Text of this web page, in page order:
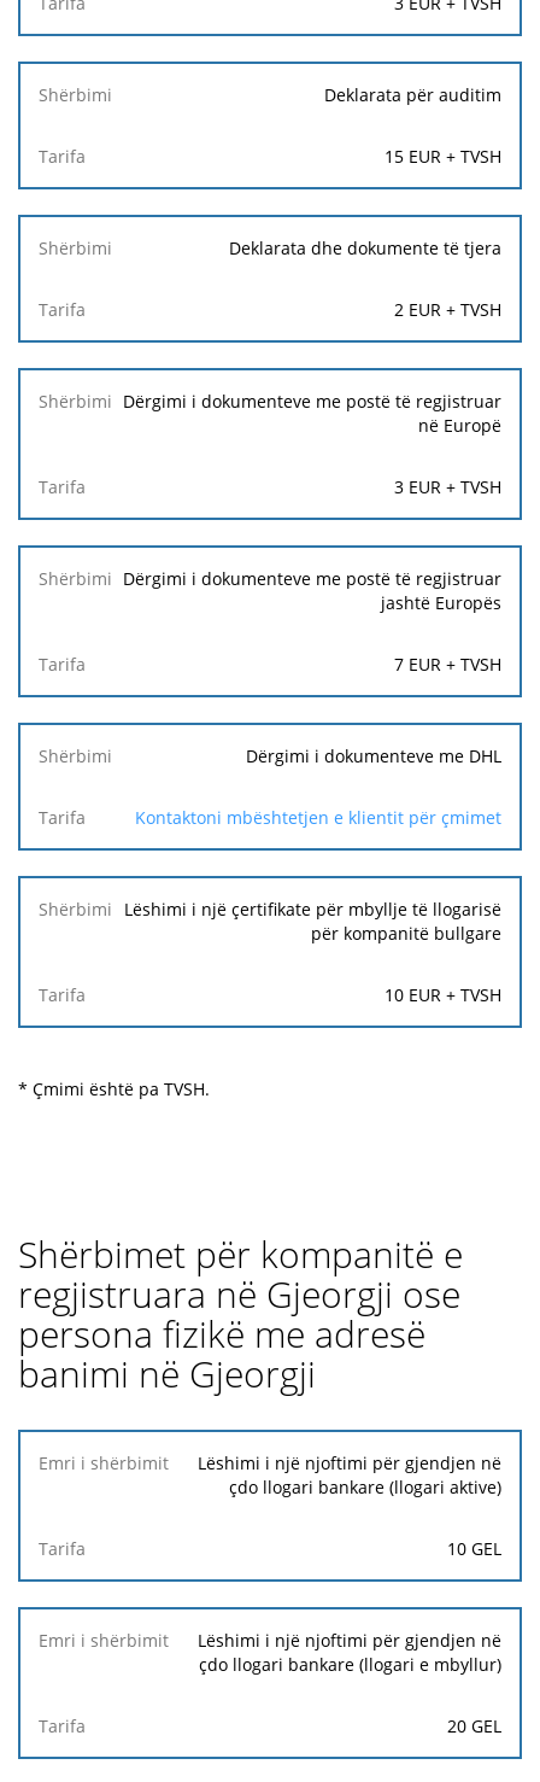
Deklarata për auditim
15 EUR + TVSH
Deklarata dhe dokumente të tjera
2 EUR + TVSH
Dërgimi i dokumenteve me postë të regjistruar
në Europë
3 EUR + TVSH
Dërgimi i dokumenteve me postë të regjistruar
jashtë Europës
7 EUR + TVSH
Dërgimi i dokumenteve me DHL
Kontaktoni mbështetjen e klientit për çmimet
Lëshimi i një çertifikate për mbyllje të llogarisë
për kompanitë bullgare
10 EUR + TVSH
* Çmimi është pa TVSH.
Shërbimet për kompanitë e
regjistruara në Gjeorgji ose
persona fizikë me adresë
banimi në Gjeorgji
Emri i
Tarifa
Lëshimi i një njoftimi për gjendjen në
çdo llogari bankare (llogari aktive)
10 GEL
Lëshimi i një njoftimi për gjendjen në
çdo llogari bankare (llogari e mbyllur)
20 GEL